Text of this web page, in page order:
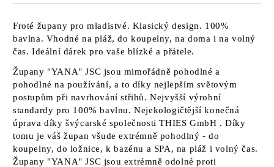
Froté župany pro mladistvé. Klasický design. 100%
bavlna. Vhodné na pláž, do koupelny, na doma i na volný
čas. Ideální dárek pro vaše blízké a přátele.
Župany "YANA" JSC jsou mimořádně pohodlné a
pohodlné na používání, a to díky nejlepším světovým
postupům při navrhování střihů. Nejvyšší výrobní
standardy pro 100% bavlnu. Nejekologičtější konečná
úprava díky švýcarské společnostiTHIES GmbH . Díky
tomu je váš župan všude extrémně pohodlný - do
koupelny, do ložnice, k bazénu a SPA, na pláž i volný čas.
Župany "YANA" JSC jsou extrémně odolné proti